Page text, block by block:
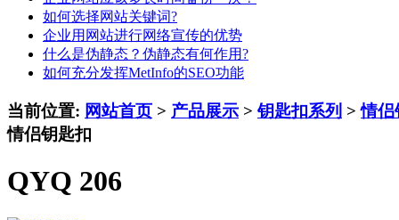
如何选择网站关键词?
企业用网站进行网络宣传的优势
什么是伪静态？伪静态有何作用?
如何充分发挥MetInfo的SEO功能
当前位置: 网站首页 > 产品展示 >钥匙扣系列 >情侣
情侣钥匙扣
QYQ 206